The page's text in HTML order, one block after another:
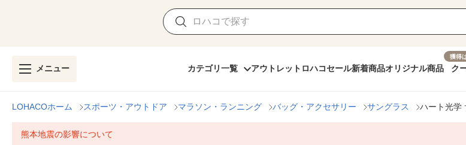
メニュー カテゴリ一覧 アウトレット ロハコセール新着商品オリジナル商品
獲得
ク
LOHACOホーム スポーツ・アウトドア マラソン・ランニング バッグ・アクセサリー サングラス ハート光学
熊本地震の影響について